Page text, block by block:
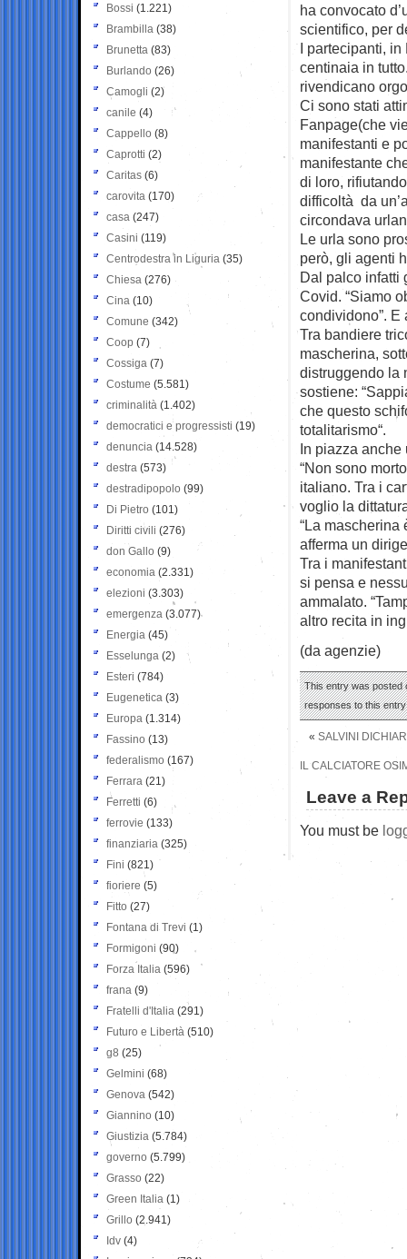
ha convocato
scientifico, per
I partecipanti,
centinaia in
rivendicano
Ci sono stati
Fanpage(che
manifestanti e
manifestante
di loro,
difficoltà da
circondava
Le urla sono
però, gli agenti
Dal palco infatti
Covid. “Siamo
condividono”. E
Tra bandiere
mascherina,
distruggendo la
sostiene:
che questo
totalitarismo“.
In piazza anche
“Non sono
italiano. Tra i
voglio la
“La
afferma un
Tra i
si pensa e
ammalato.
altro recita in
(da agenzie)
This entry was posted
responses to this
« SALVINI
IL CALCIATORE
Leave a
You must be
Bossi (1.221)
Brambilla (38)
Brunetta (83)
Burlando (26)
Camogli (2)
canile (4)
Cappello (8)
Caprotti (2)
Caritas (6)
carovita (170)
casa (247)
Casini (119)
Centrodestra in Liguria (35)
Chiesa (276)
Cina (10)
Comune (342)
Coop (7)
Cossiga (7)
Costume (5.581)
criminalità (1.402)
democratici e progressisti (19)
denuncia (14.528)
destra (573)
destradipopolo (99)
Di Pietro (101)
Diritti civili (276)
don Gallo (9)
economia (2.331)
elezioni (3.303)
emergenza (3.077)
Energia (45)
Esselunga (2)
Esteri (784)
Eugenetica (3)
Europa (1.314)
Fassino (13)
federalismo (167)
Ferrara (21)
Ferretti (6)
ferrovie (133)
finanziaria (325)
Fini (821)
fioriere (5)
Fitto (27)
Fontana di Trevi (1)
Formigoni (90)
Forza Italia (596)
frana (9)
Fratelli d'Italia (291)
Futuro e Libertà (510)
g8 (25)
Gelmini (68)
Genova (542)
Giannino (10)
Giustizia (5.784)
governo (5.799)
Grasso (22)
Green Italia (1)
Grillo (2.941)
Idv (4)